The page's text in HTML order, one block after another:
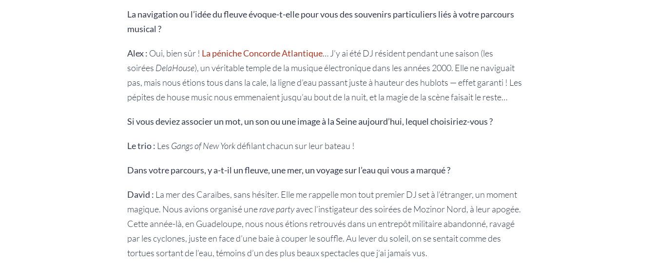
La navigation ou l’idée du fleuve évoque-t-elle pour vous des souvenirs particuliers liés à votre parcours
musical ?
Alex : Oui, bien sûr ! La péniche Concorde Atlantique… J’y ai été DJ résident pendant une saison (les
soirées DelaHouse), un véritable temple de la musique électronique dans les années 2000. Elle ne naviguait
pas, mais nous étions tous dans la cale, la ligne d’eau passant juste à hauteur des hublots — effet garanti ! Les
pépites de house music nous emmenaient jusqu’au bout de la nuit, et la magie de la scène faisait le reste…
Si vous deviez associer un mot, un son ou une image à la Seine aujourd’hui, lequel choisiriez-vous ?
Le trio : Les Gangs of New Yorkdéfilant chacun sur leur bateau !
Dans votre parcours, y a-t-il un fleuve, une mer, un voyage sur l’eau qui vous a marqué ?
David : La mer des Caraïbes, sans hésiter. Elle me rappelle mon tout premier DJ set à l’étranger, un moment
magique. Nous avions organisé unerave partyavec l’instigateur des soirées de Mozinor Nord, à leur apogée.
Cette année-là, en Guadeloupe, nous nous étions retrouvés dans un entrepôt militaire abandonné, ravagé
par les cyclones, juste en face d’une baie à couper le souffle. Au lever du soleil, on se sentait comme des
tortues sortant de l’eau, témoins d’un des plus beaux spectacles que j’ai jamais vus.